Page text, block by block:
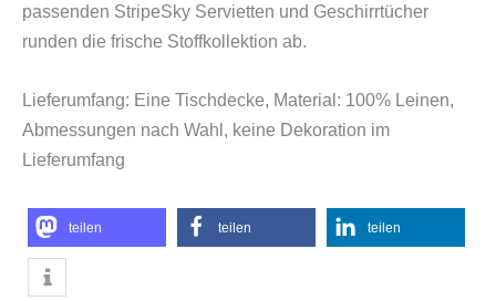
passenden StripeSky Servietten und Geschirrtücher
runden die frische Stoffkollektion ab.
Lieferumfang: Eine Tischdecke, Material: 100% Leinen,
Abmessungen nach Wahl, keine Dekoration im
Lieferumfang
teilen teilen teilen